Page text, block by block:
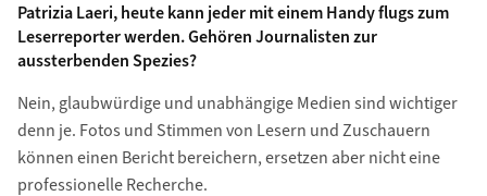
Patrizia Laeri, heute kann jeder mit einem Handy flugs zum
Leserreporter werden. Gehören Journalisten zur
aussterbenden Spezies?
Nein, glaubwürdige und unabhängige Medien sind wichtiger
denn je. Fotos und Stimmen von Lesern und Zuschauern
können einen Bericht bereichern, ersetzen aber nicht eine
professionelle Recherche.